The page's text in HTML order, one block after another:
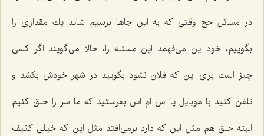
در مسائل حج وقتی كه به این جاها برسیم شاید یك مقداری را
بگوییم، خود این می‌فهمد این مسئله را، حالا می‌گویند اگر كسی
چیز است برای این كه فلان نشود بگویید در شهر خودش بكشد و
تلفن كنید با موبایل یا اس ام اس بفرستید كه ما سر را حلق كنیم
البته حلق هم مثل این كه دارد برمی‌افتد مثل این كه خیلی كثیف